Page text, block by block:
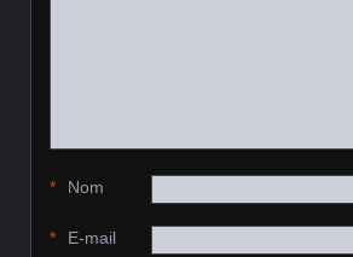
Nom
*
E-mail
*